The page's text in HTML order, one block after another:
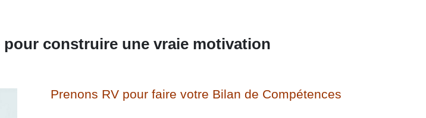
construire une vraie motivation
Prenons RV pour faire votre Bilan de Compétences